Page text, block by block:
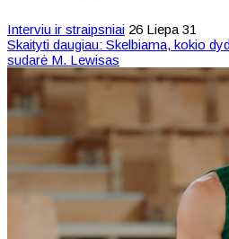
Interviu ir straipsniai 26 Liepa 31
Skaityti daugiau: Skelbiama, kokio
sudarė M. Lewisas